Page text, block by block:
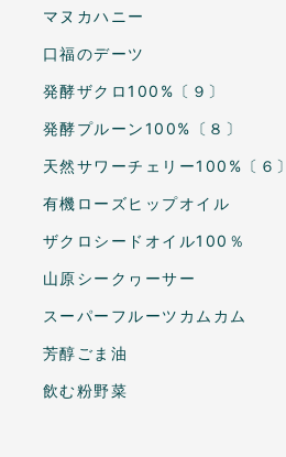
マヌカハニー
口福のデーツ
発酵ザクロ100%〔９〕
発酵プルーン100%〔８〕
天然サワーチェリー100%〔６〕
有機ローズヒップオイル
ザクロシードオイル100％
山原シークヮーサー
スーパーフルーツカムカム
芳醇ごま油
飲む粉野菜